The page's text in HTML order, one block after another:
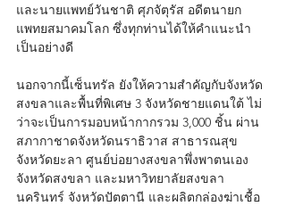
และนายแพทย์วันชาติ ศุภจัตุรัส อดีตนายก
แพทยสมาคมโลก ซึ่งทุกท่านได้ให้คำแนะนำ
เป็นอย่างดี
นอกจากนี้เซ็นทรัล ยังให้ความสำคัญกับจังหวัด
สงขลาและพื้นที่พิเศษ 3 จังหวัดชายแดนใต้ ไม่
ว่าจะเป็นการมอบหน้ากากรวม 3,000 ชิ้น ผ่าน
สภากาชาดจังหวัดนราธิวาส สาธารณสุข
จังหวัดยะลา ศูนย์บ่อยางสงขลาพึ่งพาตนเอง
จังหวัดสงขลา และมหาวิทยาลัยสงขลา
นครินทร์ จังหวัดปัตตานี และผลิตกล่องฆ่าเชื้อ